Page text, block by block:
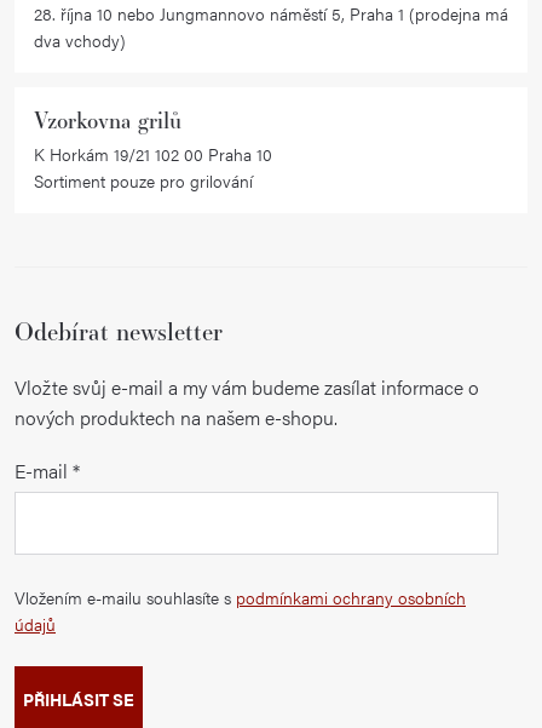
28. října 10 nebo Jungmannovo náměstí 5, Praha 1 (prodejna má
dva vchody)
Vzorkovna grilů
K Horkám 19/21 102 00 Praha 10
Sortiment pouze pro grilování
Odebírat newsletter
Vložte svůj e-mail a my vám budeme zasílat informace o
nových produktech na našem e-shopu.
E-mail
Vložením e-mailu souhlasíte s podmínkami ochrany osobních
údajů
PŘIHLÁSIT SE